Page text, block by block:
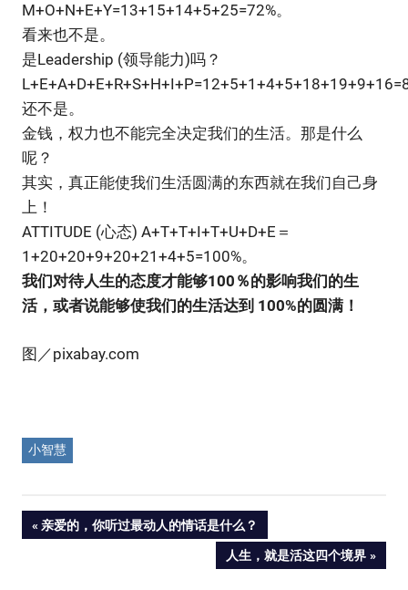
M+O+N+E+Y=13+15+14+5+25=72%。
看来也不是。
是Leadership (领导能力)吗？
还不是。
金钱，权力也不能完全决定我们的生活。那是什么
呢？
其实，真正能使我们生活圆满的东西就在我们自己身
上！
ATTITUDE (心态) A+T+T+I+T+U+D+E＝
1+20+20+9+20+21+4+5=100%。
我们对待人生的态度才能够100％的影响我们的生
活，或者说能够使我们的生活达到 100%的圆满！
图／pixabay.com
小智慧
Post
PREVIOUS
亲爱的，你听过最动人的情话是什么？
NEXT
人生，就是活这四个境界